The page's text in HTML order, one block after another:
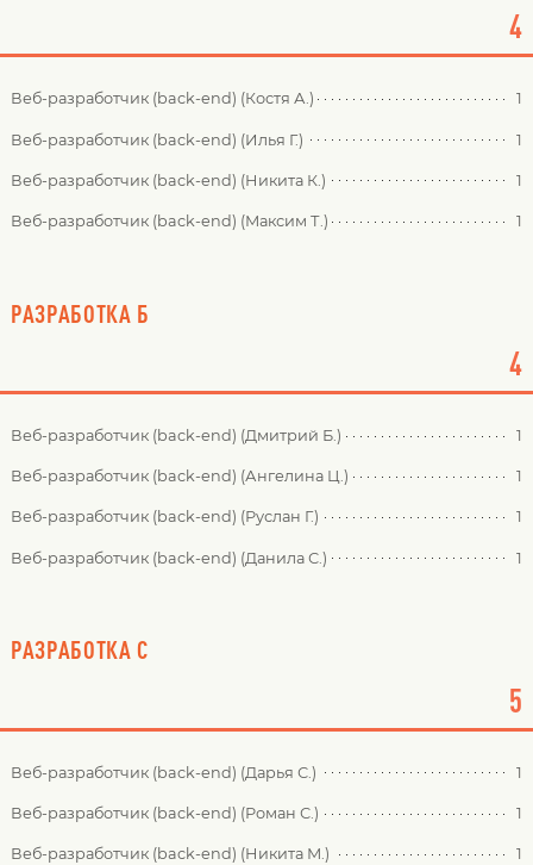
4
Веб-разработчик (back-end) (Костя А.) 1
Веб-разработчик (back-end) (Илья Г.) 1
Веб-разработчик (back-end) (Никита К.) 1
Веб-разработчик (back-end) (Максим Т.) 1
РАЗРАБОТКА Б
4
Веб-разработчик (back-end) (Дмитрий Б.) 1
Веб-разработчик (back-end) (Ангелина Ц.) 1
Веб-разработчик (back-end) (Руслан Г.) 1
Веб-разработчик (back-end) (Данила С.) 1
РАЗРАБОТКА С
5
Веб-разработчик (back-end) (Дарья С.) 1
Веб-разработчик (back-end) (Роман С.) 1
Веб-разработчик (back-end) (Никита М.) 1